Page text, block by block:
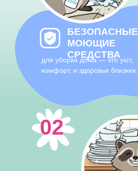
БЕЗОПАСНЫЕ
МОЮЩИЕ
СРЕДСТВА
для уборки дома — это уют,
комфорт, и здоровье близких.
02